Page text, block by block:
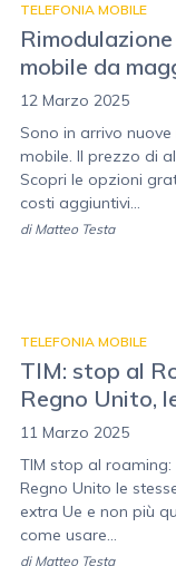
TELEFONIA MOBILE
mobile da
12 Marzo 2025
Sono in arrivo
mobile. Il prezzo di
Scopri le opzioni
costi aggiuntivi...
di Matteo Testa
TELEFONIA MOBILE
TIM: stop al
Regno Unito,
11 Marzo 2025
TIM stop al roaming:
Regno Unito le
extra Ue e non più
come usare...
di Matteo Testa